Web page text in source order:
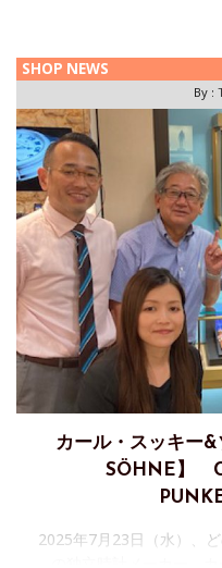
SHOP NEWS
By :
カール・スッキー
SÖHNE】
2025年7月23日（水）、